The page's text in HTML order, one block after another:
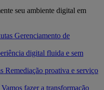
seu ambiente digital em
Gerenciamento de
digital fluida e sem
Remediação proativa e serviço
Vamos fazer a transformação